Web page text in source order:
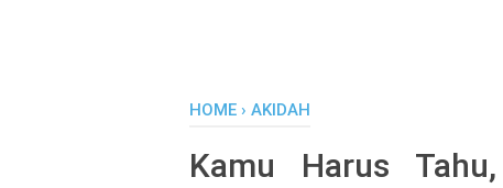
HOME › AKIDAH
Kamu Harus